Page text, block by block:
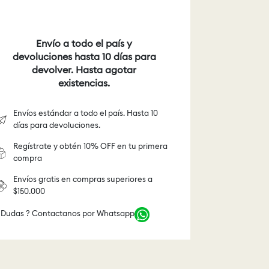
Envío a todo el país y
devoluciones hasta 10 días para
devolver. Hasta agotar
existencias.
Envíos estándar a todo el país. Hasta 10
días para devoluciones.
Regístrate y obtén 10% OFF en tu primera
compra
Envíos gratis en compras superiores a
$150.000
Dudas ? Contactanos por Whatsapp